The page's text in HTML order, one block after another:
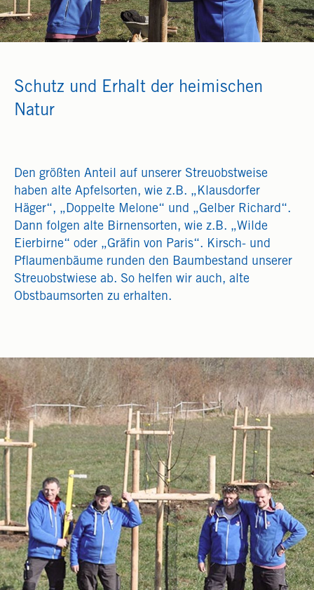
Schutz und Erhalt der heimischen
Natur
Den größten Anteil auf unserer Streuobstweise
haben alte Apfelsorten, wie z.B. „Klausdorfer
Häger“, „Doppelte Melone“ und „Gelber Richard“.
Dann folgen alte Birnensorten, wie z.B. „Wilde
Eierbirne“ oder „Gräfin von Paris“. Kirsch- und
Pflaumenbäume runden den Baumbestand unserer
Streuobstwiese ab. So helfen wir auch, alte
Obstbaumsorten zu erhalten.